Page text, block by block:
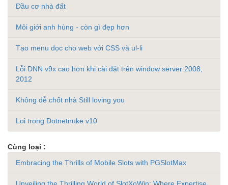
Đầu cơ nhà đất
Môi giới anh hùng - còn gì đẹp hơn
Tạo menu dọc cho web với CSS và ul-li
Lỗi DNN v9x cao hơn khi cài đặt trên window server 2008,
2012
Không dễ chốt nhà Still loving you
Loi trong Dotnetnuke v10
Cùng loại :
Embracing the Thrills of Mobile Slots with PGSlotMax